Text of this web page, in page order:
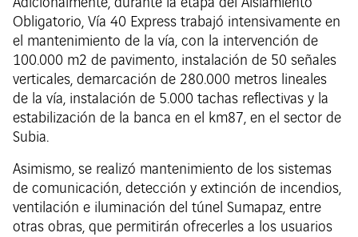
Obligatorio, Vía 40 Express trabajó intensivamente en
el mantenimiento de la vía, con la intervención de
100.000 m2 de pavimento, instalación de 50 señales
verticales, demarcación de 280.000 metros lineales
de la vía, instalación de 5.000 tachas reflectivas y la
estabilización de la banca en el km87, en el sector de
Subia.
Asimismo, se realizó mantenimiento de los sistemas
de comunicación, detección y extinción de incendios,
ventilación e iluminación del túnel Sumapaz, entre
otras obras, que permitirán ofrecerles a los usuarios